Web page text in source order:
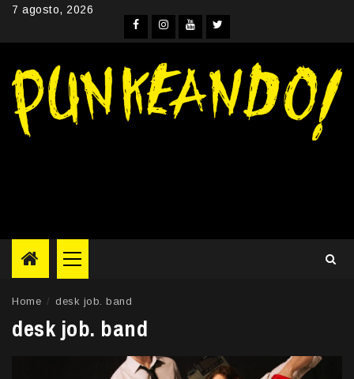
Skip7 agosto, 2026
Facebook
Instagram
YouTube
Twitter
Primary
Menu
Home desk job. band
desk job. band